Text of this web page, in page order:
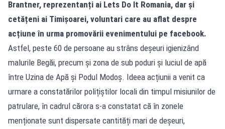
Brantner, reprezentanți ai Lets Do It Romania, dar și
cetățeni ai Timișoarei, voluntari care au aflat despre
acțiune în urma promovării evenimentului pe facebook.
Astfel, peste 60 de persoane au strâns deșeuri igienizând
malurile Begăi, precum și zona de sub poduri și luciul de apă
între Uzina de Apă și Podul Modoș. Ideea acțiunii a venit ca
urmare a constatărilor polițiștilor locali din timpul misiunilor de
patrulare, în cadrul cărora s-a constatat că în zonele
menționate sunt dispersate cantități mari de deșeuri,